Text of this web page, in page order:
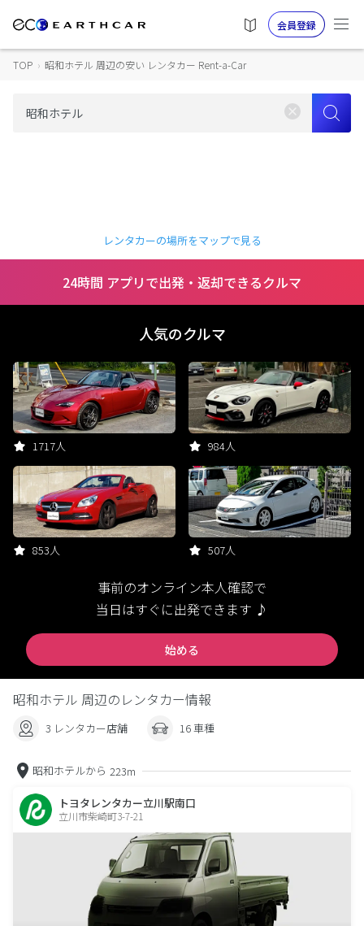
会員登録
TOP › 昭和ホテル 周辺の安い レンタカー Rent-a-Car
レンタカーの場所をマップで見る
24時間 アプリで出発・返却できるクルマ
人気のクルマ
1717人 984人
853人 507人
事前のオンライン本人確認で
当日はすぐに出発できます ♪
始める
昭和ホテル 周辺のレンタカー情報
3 レンタカー店舗 16 車種
昭和ホテルから 223m
トヨタレンタカー立川駅南口
立川市柴崎町3-7-21